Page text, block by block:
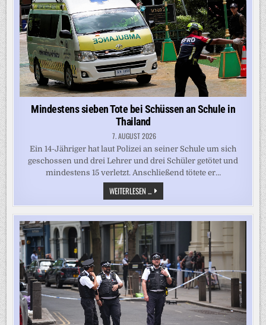
Mindestens sieben Tote bei Schüssen an Schule in
Thailand
7. AUGUST 2026
Ein 14-Jähriger hat laut Polizei an seiner Schule um sich
geschossen und drei Lehrer und drei Schüler getötet und
mindestens 15 verletzt. Anschließend tötete er…
WEITERLESEN ...MINDESTENS
SIEBEN
TOTE
BEI
SCHÜSSEN
AN
SCHULE
IN
THAILAND